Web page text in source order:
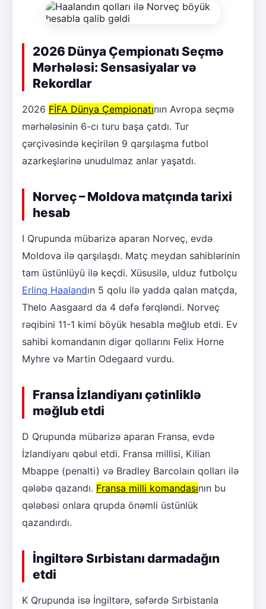
2026 Dünya Çempionatı Seçmə
Mərhələsi: Sensasiyalar və
Rekordlar
2026 FİFA Dünya Çempionatının Avropa seçmə
mərhələsinin 6-cı turu başa çatdı. Tur
çərçivəsində keçirilən 9 qarşılaşma futbol
azarkeşlərinə unudulmaz anlar yaşatdı.
Norveç – Moldova matçında tarixi
hesab
I Qrupunda mübarizə aparan Norveç, evdə
Moldova ilə qarşılaşdı. Matç meydan sahiblərinin
tam üstünlüyü ilə keçdi. Xüsusilə, ulduz futbolçu
Erlinq Haalandın 5 qolu ilə yadda qalan matçda,
Thelo Aasgaard da 4 dəfə fərqləndi. Norveç
rəqibini 11-1 kimi böyük hesabla məğlub etdi. Ev
sahibi komandanın digər qollarını Felix Horne
Myhre və Martin Odegaard vurdu.
Fransa İzlandiyanı çətinliklə
məğlub etdi
D Qrupunda mübarizə aparan Fransa, evdə
İzlandiyanı qəbul etdi. Fransa millisi, Kilian
Mbappe (penalti) və Bradley Barcolaın qolları ilə
qələbə qazandı. Fransa milli komandasının bu
qələbəsi onlara qrupda önəmli üstünlük
qazandırdı.
İngiltərə Sırbistanı darmadağın
etdi
K Qrupunda isə İngiltərə, səfərdə Sırbistanla